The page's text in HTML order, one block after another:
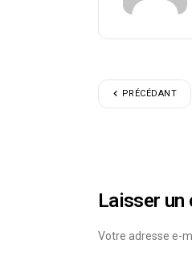
PRÉCÉDANT
Laisser un
Votre adresse e-